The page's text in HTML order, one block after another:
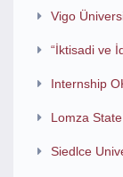
Vigo
“İktisadi ve
Internship
Lomza
Siedlce